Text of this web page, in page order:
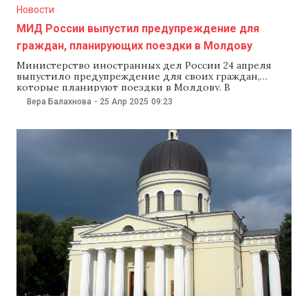
Новости
МИД России выпустил предупреждение для
граждан, планирующих поездки в Молдову
Министерство иностранных дел России 24 апреля
выпустило предупреждение для своих граждан,
которые планируют поездки в Молдову. В
российском ведомстве утверждают, что в Молдове
они могут подвергнуться дискриминации или их
аэропорт Кишинева обладатели российских
паспортов часто подвергаются унизительной
процедуре пристрастного досмотра, которая
Вера Балахнова - 25 Апр 2025 09:23